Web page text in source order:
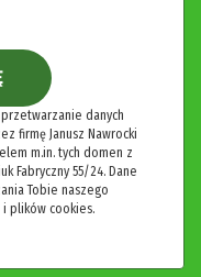
danych
firmę Janusz Nawrocki
m.in. tych domen z
Fabryczny 55/24. Dane
Tobie naszego
i plików cookies.